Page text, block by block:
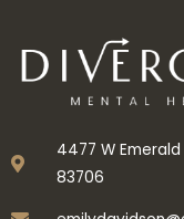
4477 W
83706